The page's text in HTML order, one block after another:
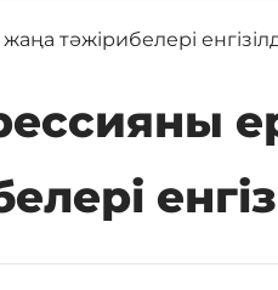
тәжірибелері